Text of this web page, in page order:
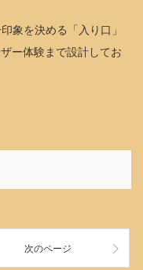
象を決める「入り口」
ー体験まで設計してお
次のページ